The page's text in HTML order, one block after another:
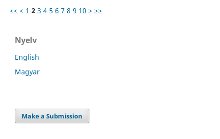
<< < 1 2 3 4 5 6 7 8 9 10 > >>
Nyelv
English
Magyar
Make a Submission